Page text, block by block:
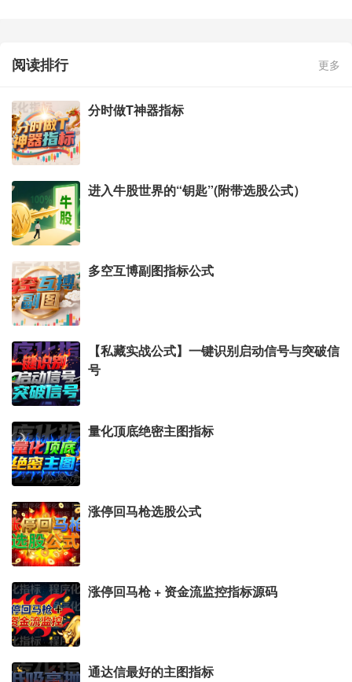
阅读排行 更多
分时做T神器指标
进入牛股世界的“钥匙”(附带选股公式）
多空互博副图指标公式
【私藏实战公式】一键识别启动信号与突破信
号
量化顶底绝密主图指标
涨停回马枪选股公式
涨停回马枪 + 资金流监控指标源码
通达信最好的主图指标